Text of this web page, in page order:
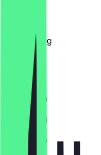
Donnerstag
Samstag
Sonntag
11:30 - 21:00
11:30 - 21:00
11:30 - 21:00